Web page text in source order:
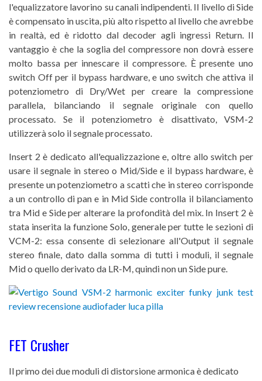
l'equalizzatore lavorino su canali indipendenti. Il livello di Side
è compensato in uscita, più alto rispetto al livello che avrebbe
in realtà, ed è ridotto dal decoder agli ingressi Return. Il
vantaggio è che la soglia del compressore non dovrà essere
molto bassa per innescare il compressore. È presente uno
switch Off per il bypass hardware, e uno switch che attiva il
potenziometro di Dry/Wet per creare la compressione
parallela, bilanciando il segnale originale con quello
processato. Se il potenziometro è disattivato, VSM-2
utilizzerà solo il segnale processato.
Insert 2 è dedicato all'equalizzazione e, oltre allo switch per
usare il segnale in stereo o Mid/Side e il bypass hardware, è
presente un potenziometro a scatti che in stereo corrisponde
a un controllo di pan e in Mid Side controlla il bilanciamento
tra Mid e Side per alterare la profondità del mix. In Insert 2 è
stata inserita la funzione Solo, generale per tutte le sezioni di
VCM-2: essa consente di selezionare all'Output il segnale
stereo finale, dato dalla somma di tutti i moduli, il segnale
Mid o quello derivato da LR-M, quindi non un Side pure.
FET Crusher
Il primo dei due moduli di distorsione armonica è dedicato